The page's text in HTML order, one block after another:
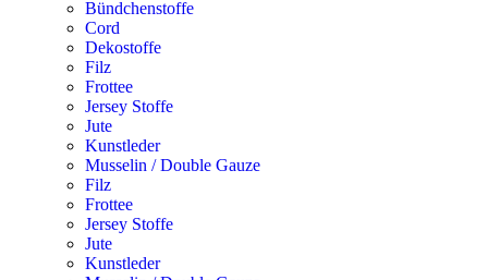
Bündchenstoffe
Cord
Dekostoffe
Filz
Frottee
Jersey Stoffe
Jute
Kunstleder
Musselin / Double Gauze
Filz
Frottee
Jersey Stoffe
Jute
Kunstleder